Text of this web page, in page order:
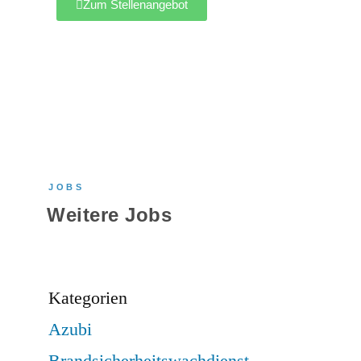
Zum Stellenangebot
JOBS
Weitere Jobs
Kategorien
Azubi